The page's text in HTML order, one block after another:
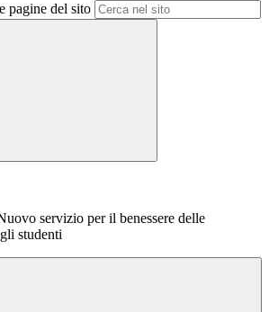
pagine del sito
servizio per il benessere delle
studenti